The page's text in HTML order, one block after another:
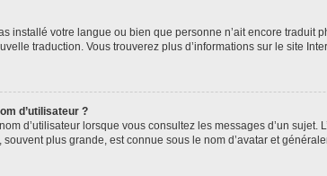
installé votre langue ou bien que personne n’ait encore
traduction. Vous trouverez plus d’informations sur le site
d’utilisateur ?
d’utilisateur lorsque vous consultez les messages d’un
plus grande, est connue sous le nom d’avatar et